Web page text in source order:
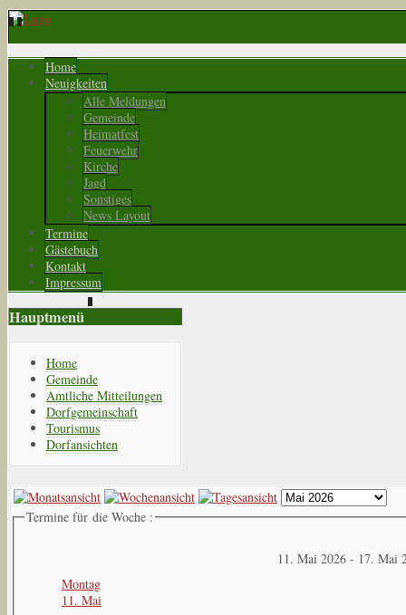
Home
Neuigkeiten
Alle Meldungen
Gemeinde
Heimatfest
Feuerwehr
Kirche
Jagd
Sonstiges
News Layout
Termine
Gästebuch
Kontakt
Impressum
Hauptmenü
Home
Gemeinde
Amtliche Mitteilungen
Dorfgemeinschaft
Tourismus
Dorfansichten
Termine für die Woche :
11. Mai 2026 - 17. Mai
Montag
11. Mai